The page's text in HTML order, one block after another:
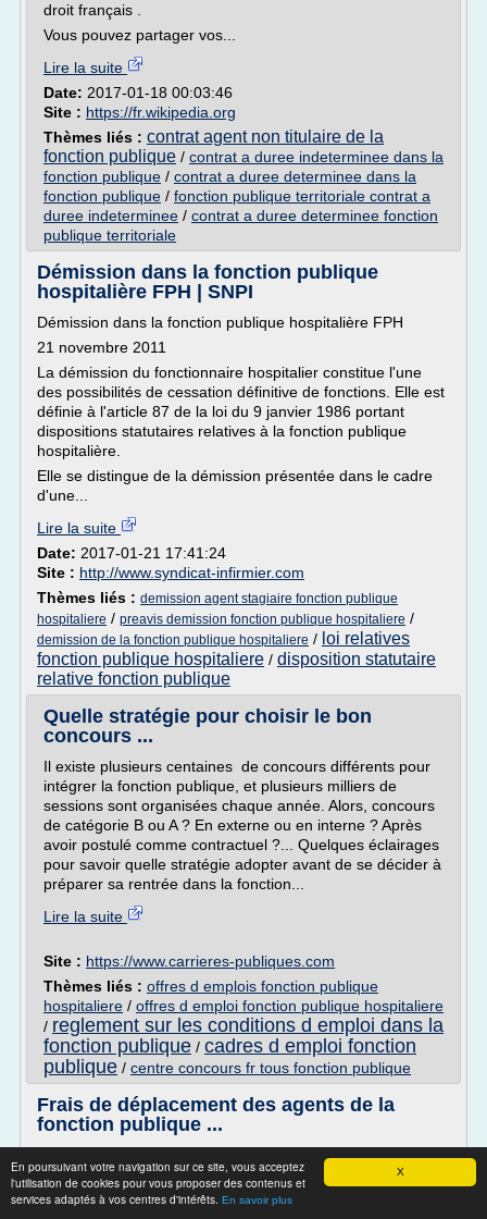
X
En poursuivant votre navigation sur ce site, vous acceptez
l'utilisation de cookies pour vous proposer des contenus et
services adaptés à vos centres d'intérêts. En savoir plus
droit français .
Vous pouvez partager vos...
Lire la suite
Date: 2017-01-18 00:03:46
Site : https://fr.wikipedia.org
Thèmes liés : contrat agent non titulaire de la
fonction publique / contrat a duree indeterminee dans la
fonction publique / contrat a duree determinee dans la
fonction publique / fonction publique territoriale contrat a
duree indeterminee / contrat a duree determinee fonction
publique territoriale
Démission dans la fonction publique
hospitalière FPH | SNPI
Démission dans la fonction publique hospitalière FPH
21 novembre 2011
La démission du fonctionnaire hospitalier constitue l'une
des possibilités de cessation définitive de fonctions. Elle est
définie à l'article 87 de la loi du 9 janvier 1986 portant
dispositions statutaires relatives à la fonction publique
hospitalière.
Elle se distingue de la démission présentée dans le cadre
d'une...
Lire la suite
Date: 2017-01-21 17:41:24
Site : http://www.syndicat-infirmier.com
Thèmes liés : demission agent stagiaire fonction publique
hospitaliere / preavis demission fonction publique hospitaliere /
demission de la fonction publique hospitaliere / loi relatives
fonction publique hospitaliere / disposition statutaire
relative fonction publique
Quelle stratégie pour choisir le bon
concours ...
Il existe plusieurs centaines de concours différents pour
intégrer la fonction publique, et plusieurs milliers de
sessions sont organisées chaque année. Alors, concours
de catégorie B ou A ? En externe ou en interne ? Après
avoir postulé comme contractuel ?... Quelques éclairages
pour savoir quelle stratégie adopter avant de se décider à
préparer sa rentrée dans la fonction...
Lire la suite
Site : https://www.carrieres-publiques.com
Thèmes liés : offres d emplois fonction publique
hospitaliere / offres d emploi fonction publique hospitaliere
/ reglement sur les conditions d emploi dans la
fonction publique / cadres d emploi fonction
publique / centre concours fr tous fonction publique
Frais de déplacement des agents de la
fonction publique ...
Frais de déplacement des agents de la fonction publique
territoriale
9e législature